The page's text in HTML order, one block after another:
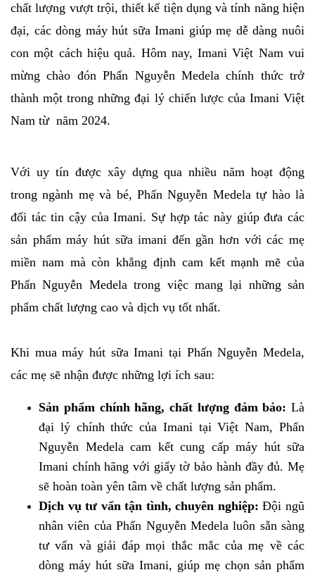
chất lượng vượt trội, thiết kế tiện dụng và tính năng hiện
đại, các dòng máy hút sữa Imani giúp mẹ dễ dàng nuôi
con một cách hiệu quả. Hôm nay, Imani Việt Nam vui
mừng chào đón Phấn Nguyễn Medela chính thức trở
thành một trong những đại lý chiến lược của Imani Việt
Nam từ  năm 2024.
Với uy tín được xây dựng qua nhiều năm hoạt động
trong ngành mẹ và bé, Phấn Nguyễn Medela tự hào là
đối tác tin cậy của Imani. Sự hợp tác này giúp đưa các
sản phẩm máy hút sữa imani đến gần hơn với các mẹ
miền nam mà còn khẳng định cam kết mạnh mẽ của
Phấn Nguyễn Medela trong việc mang lại những sản
phẩm chất lượng cao và dịch vụ tốt nhất.
Khi mua máy hút sữa Imani tại Phấn Nguyễn Medela,
các mẹ sẽ nhận được những lợi ích sau:
Sản phẩm chính hãng, chất lượng đảm bảo: Là
đại lý chính thức của Imani tại Việt Nam, Phấn
Nguyễn Medela cam kết cung cấp máy hút sữa
Imani chính hãng với giấy tờ bảo hành đầy đủ. Mẹ
sẽ hoàn toàn yên tâm về chất lượng sản phẩm.
Dịch vụ tư vấn tận tình, chuyên nghiệp: Đội ngũ
nhân viên của Phấn Nguyễn Medela luôn sẵn sàng
tư vấn và giải đáp mọi thắc mắc của mẹ về các
dòng máy hút sữa Imani, giúp mẹ chọn sản phẩm